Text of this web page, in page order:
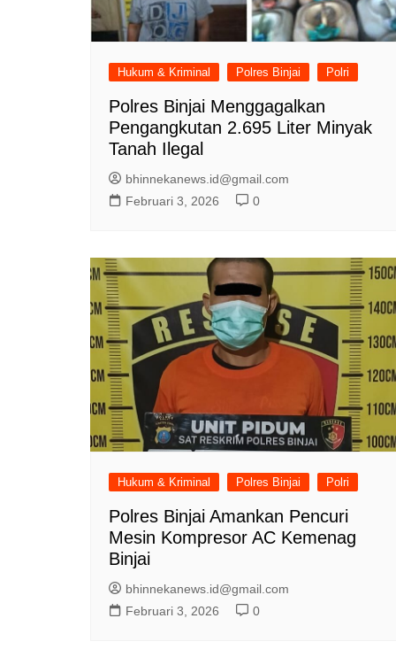
Hukum & Kriminal Polres Binjai Polri
Polres Binjai Menggagalkan
Pengangkutan 2.695 Liter Minyak
Tanah Ilegal
bhinnekanews.id@gmail.com
Februari 3, 2026
0
Hukum & Kriminal Polres Binjai Polri
Polres Binjai Amankan Pencuri
Mesin Kompresor AC Kemenag
Binjai
bhinnekanews.id@gmail.com
Februari 3, 2026
0